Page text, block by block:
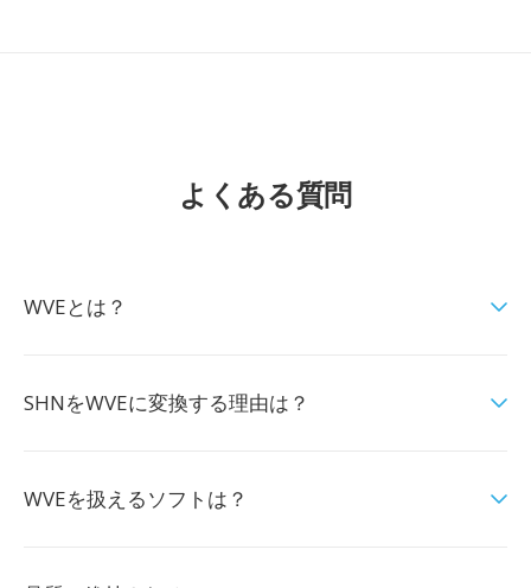
よくある質問
WVEとは？
SHNをWVEに変換する理由は？
WVEを扱えるソフトは？